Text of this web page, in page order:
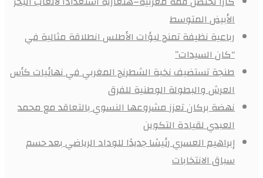
الأبيض المتوسط
رباعية نظيفة تمنح لبؤات الأطلس انطلاقة مثالية في
“كان السيدات”
طنجة تستضيف نخبة الشطرنج المغربي في نهائيات كأس
العرش والبطولة الوطنية للفرق
نهضة بركان تعزز مشروعها النسوي بالتعاقد مع محمد
العبدي لقيادة التكوين
إبراهيم العسري رئيسًا جديدًا للوداد الرياضي بعد حسم
سباق الانتخابات